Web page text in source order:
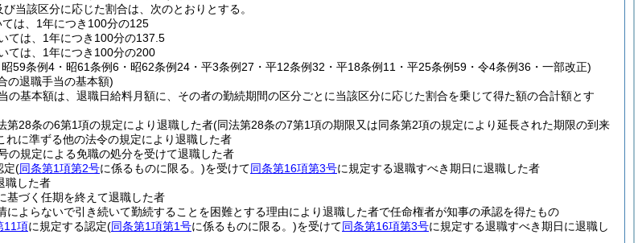
当該区分に応じた割合は、次のとおりとする。
は、1年につき100分の125
ては、1年につき100分の137.5
ては、1年につき100分の200
59条例4・昭61条例6・昭62条例24・平3条例27・平12条例32・平18条例11・平25条例59・令4条例36・一部改正)
の退職手当の基本額)
の基本額は、退職日給料月額に、その者の勤続期間の区分ごとに当該区分に応じた割合を乗じて得た額の合計額とす
第28条の6第1項の規定により退職した者(同法第28条の7第1項の期限又は同条第2項の規定により延長された期限の到来
れに準ずる他の法令の規定により退職した者
の規定による免職の処分を受けて退職した者
定(同条第1項第2号に係るものに限る。)を受けて同条第16項第3号に規定する退職すべき期日に退職した者
職した者
基づく任期を終えて退職した者
によらないで引き続いて勤続することを困難とする理由により退職した者で任命権者が知事の承認を得たもの
11項に規定する認定(同条第1項第1号に係るものに限る。)を受けて同条第16項第3号に規定する退職すべき期日に退職し